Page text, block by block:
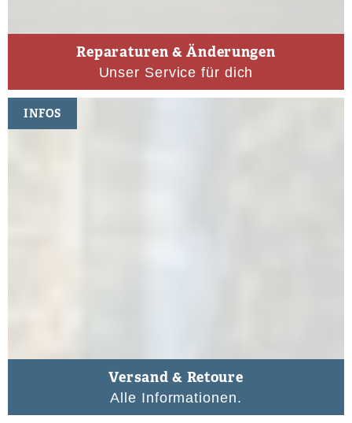
Reparaturen & Änderungen
Unser Service für dich
Versand & Retoure
Alle Informationen.
INFOS